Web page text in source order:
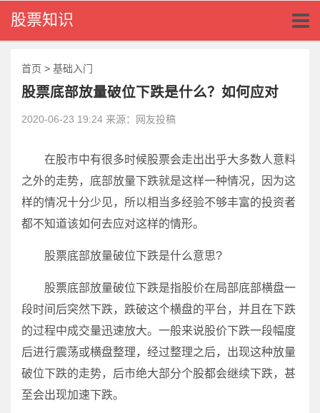
股票知识
首页 > 基础入门
股票底部放量破位下跌是什么？如何应对
2020-06-23 19:24 来源：网友投稿
在股市中有很多时候股票会走出出乎大多数人意料
之外的走势，底部放量下跌就是这样一种情况，因为这
样的情况十分少见，所以相当多经验不够丰富的投资者
都不知道该如何去应对这样的情形。
股票底部放量破位下跌是什么意思?
股票底部放量破位下跌是指股价在局部底部横盘一
段时间后突然下跌，跌破这个横盘的平台，并且在下跌
的过程中成交量迅速放大。一般来说股价下跌一段幅度
后进行震荡或横盘整理，经过整理之后，出现这种放量
破位下跌的走势，后市绝大部分个股都会继续下跌，甚
至会出现加速下跌。